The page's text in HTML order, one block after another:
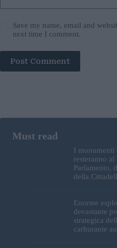
Save my name, email and
next time I comment.
Post Comment
I monumenti
resteranno
Parlamento,
della
Enorme
devastante
strategica
carburante